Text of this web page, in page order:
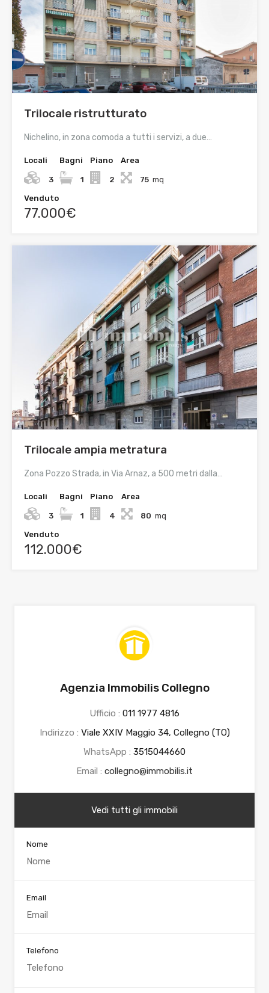
Trilocale ristrutturato
Nichelino, in zona comoda a tutti i servizi, a due…
Locali
3
Bagni
1
Piano
2
Area
75 mq
Venduto
77.000€
Trilocale ampia metratura
Zona Pozzo Strada, in Via Arnaz, a 500 metri dalla…
Locali
3
Bagni
1
Piano
4
Area
80 mq
Venduto
112.000€
Agenzia Immobilis Collegno
Ufficio : 011 1977 4816
Indirizzo : Viale XXIV Maggio 34, Collegno (TO)
WhatsApp : 3515044660
Email : collegno@immobilis.it
Vedi tutti gli immobili
Nome
Email
Telefono